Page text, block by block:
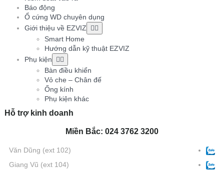
Báo động
Ổ cứng WD chuyên dụng
Giới thiệu về EZVIZ
Smart Home
Hướng dẫn kỹ thuật EZVIZ
Phụ kiện
Bàn điều khiển
Vỏ che – Chân đế
Ống kính
Phụ kiện khác
Hỗ trợ kinh doanh
Miền Bắc: 024 3762 3200
Văn Dũng (ext 102)
Giang Vũ (ext 104)